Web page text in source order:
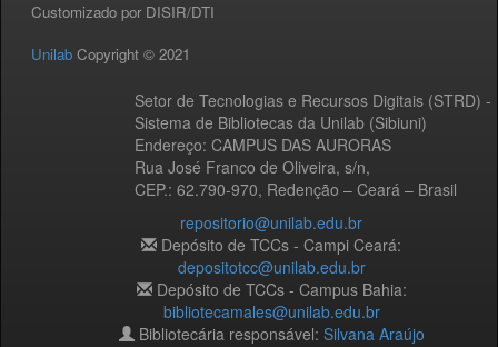
Customizado por DISIR/DTI
Unilab Copyright © 2021
Setor de Tecnologias e Recursos Digitais (STRD) -
Sistema de Bibliotecas da Unilab (Sibiuni)
Endereço: CAMPUS DAS AURORAS
Rua José Franco de Oliveira, s/n,
CEP.: 62.790-970, Redenção – Ceará – Brasil
repositorio@unilab.edu.br
Depósito de TCCs - Campi Ceará:
depositotcc@unilab.edu.br
Depósito de TCCs - Campus Bahia:
bibliotecamales@unilab.edu.br
Bibliotecária responsável: Silvana Araújo